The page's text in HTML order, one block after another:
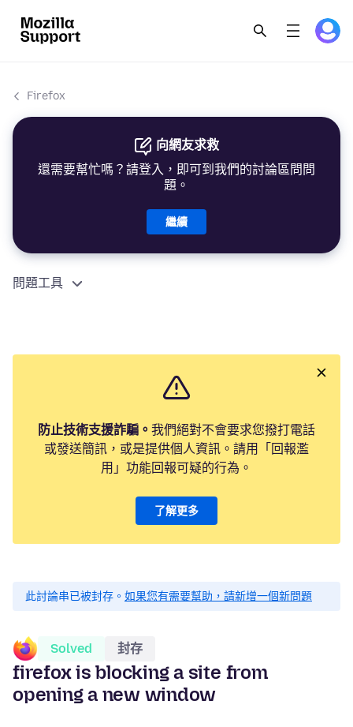
Firefox
向網友求救
還需要幫忙嗎？請登入，即可到我們的討論區問問
題。
繼續
問題工具
防止技術支援詐騙。 我們絕對不會要求您撥打電話
或發送簡訊，或是提供個人資訊。請用「回報濫
用」功能回報可疑的行為。
了解更多
此討論串已被封存。 如果您有需要幫助，請新增一個新問題
Solved 封存
firefox is blocking a site from
opening a new window